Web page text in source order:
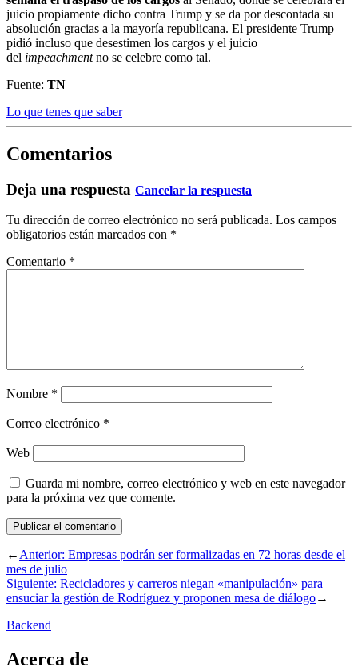
juicio propiamente dicho contra Trump y se da por descontada su
absolución gracias a la mayoría republicana. El presidente Trump
pidió incluso que desestimen los cargos y el juicio
del impeachmentno se celebre como tal.
Fuente: TN
Lo que tenes que saber
Comentarios
Deja una respuesta Cancelar la respuesta
Tu dirección de correo electrónico no será publicada. Los campos
obligatorios están marcados con *
Comentario *
Nombre *
Correo electrónico *
Web
Guarda mi nombre, correo electrónico y web en este navegador
para la próxima vez que comente.
←Anterior: Empresas podrán ser formalizadas en 72 horas desde el
mes de julio
Siguiente: Recicladores y carreros niegan «manipulación» para
ensuciar la gestión de Rodríguez y proponen mesa de diálogo→
Backend
Acerca de